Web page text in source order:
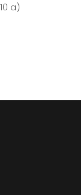
a)